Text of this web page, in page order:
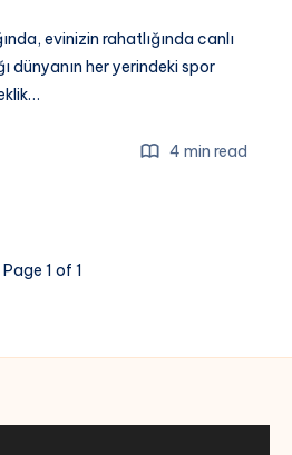
evinizin rahatlığında canlı
dünyanın her yerindeki spor
4 min read
Page 1 of 1